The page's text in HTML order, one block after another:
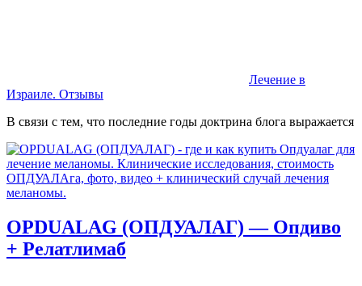
Лечение в
Израиле. Отзывы
В связи с тем, что последние годы доктрина блога выражается
OPDUALAG (ОПДУАЛАГ) — Опдиво
+ Релатлимаб